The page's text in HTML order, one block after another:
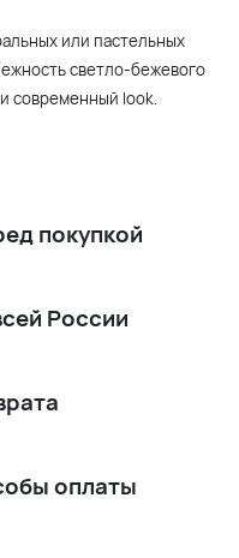
или пастельных
светло-бежевого
современный look.
покупкой
России
оплаты